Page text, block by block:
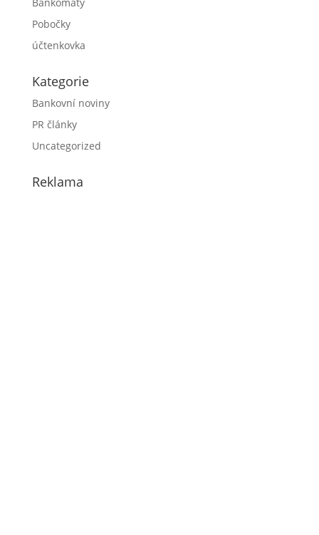
Pobočky
účtenkovka
Kategorie
Bankovní noviny
PR články
Uncategorized
Reklama